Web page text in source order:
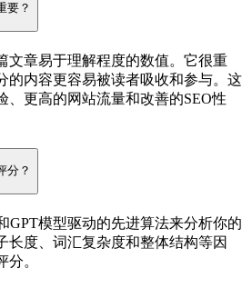
要？
文章易于理解程度的数值。它很重
的内容更容易被读者吸收和参与。这
、更高的网站流量和改善的SEO性
分？
GPT模型驱动的先进算法来分析你的
长度、词汇复杂度和整体结构等因
。